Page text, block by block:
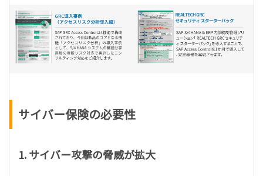
サイバー保険の必要性
1. サイバー攻撃の脅威が拡大